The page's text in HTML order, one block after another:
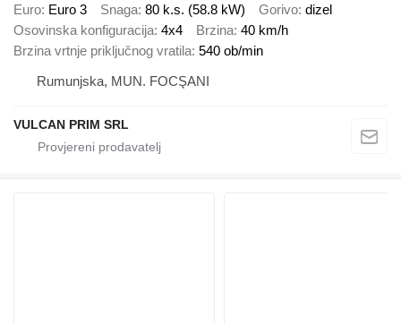
Euro Euro 3 Snaga 80 k.s. (58.8 kW) Gorivo dizel
Osovinska konfiguracija 4x4 Brzina 40 km/h
Brzina vrtnje priključnog vratila 540 ob/min
Rumunjska, MUN. FOCŞANI
VULCAN PRIM SRL